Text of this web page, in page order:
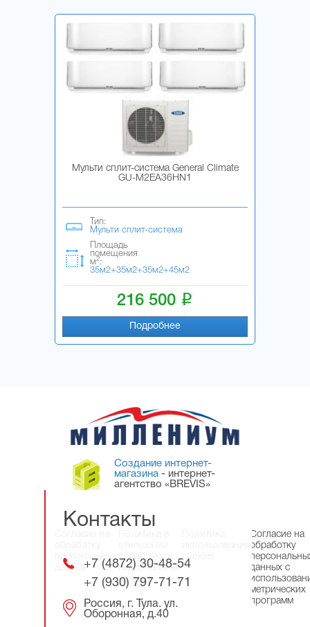
Мульти сплит-система General Climate
GU-M2EA36HN1
Тип:
Мульти сплит-система
Площадь
помещения
м2:
35м2+35м2+35м2+45м2
216 500 i
Подробнее
Контакты
+7 (4872) 30-48-54
+7 (930) 797-71-71
Россия, г. Тула. ул.
Оборонная, д.40
Создание интернет-
магазина - интернет-
агентство «BREVIS»
персональных
данных
обработки
персональных
данных
cookies
Согласие на
обработку
данных с
метрических
программ